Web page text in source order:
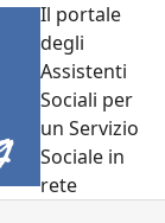
Il portale
degli
Assistenti
Sociali per
un Servizio
Sociale in
rete